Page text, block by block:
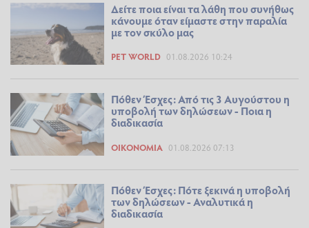
Δείτε ποια είναι τα λάθη που συνήθως
κάνουμε όταν είμαστε στην παραλία
με τον σκύλο μας
PET WORLD 01.08.2026 10:24
Πόθεν Έσχες: Από τις 3 Αυγούστου η
υποβολή των δηλώσεων - Ποια η
διαδικασία
ΟΙΚΟΝΟΜΊΑ 01.08.2026 07:13
Πόθεν Έσχες: Πότε ξεκινά η υποβολή
των δηλώσεων - Αναλυτικά η
διαδικασία